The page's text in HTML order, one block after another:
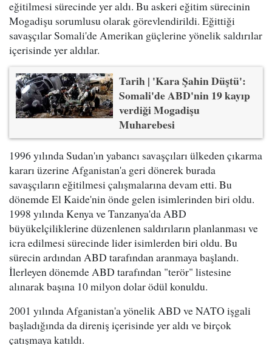
eğitilmesi sürecinde yer aldı. Bu askeri eğitim sürecinin
Mogadişu sorumlusu olarak görevlendirildi. Eğittiği
savaşçılar Somali'de Amerikan güçlerine yönelik saldırılar
içerisinde yer aldılar.
Tarih | 'Kara Şahin Düştü':
Somali'de ABD'nin 19 kayıp
verdiği Mogadişu
Muharebesi
1996 yılında Sudan'ın yabancı savaşçıları ülkeden çıkarma
kararı üzerine Afganistan'a geri dönerek burada
savaşçıların eğitilmesi çalışmalarına devam etti. Bu
dönemde El Kaide'nin önde gelen isimlerinden biri oldu.
1998 yılında Kenya ve Tanzanya'da ABD
büyükelçiliklerine düzenlenen saldırıların planlanması ve
icra edilmesi sürecinde lider isimlerden biri oldu. Bu
sürecin ardından ABD tarafından aranmaya başlandı.
İlerleyen dönemde ABD tarafından "terör" listesine
alınarak başına 10 milyon dolar ödül konuldu.
2001 yılında Afganistan'a yönelik ABD ve NATO işgali
başladığında da direniş içerisinde yer aldı ve birçok
çatışmaya katıldı.